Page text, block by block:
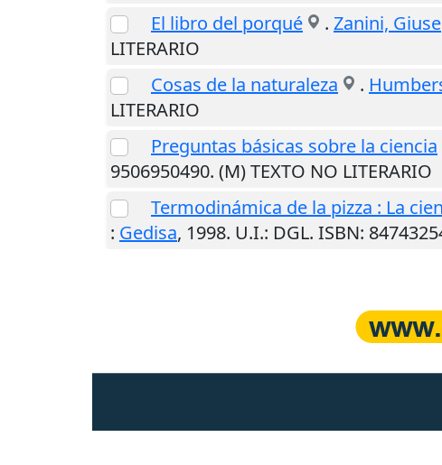
El libro del porqué
. Zanini,
LITERARIO
Cosas de la naturaleza
.
LITERARIO
Preguntas básicas sobre la ciencia
9506950490. (M) TEXTO NO LITERARIO
Termodinámica de la pizza : La
: Gedisa, 1998. U.I.: DGL. ISBN: